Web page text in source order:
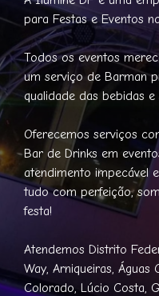
para Festas e Eventos
Todos os eventos
um serviço de Barman
qualidade das bebidas
Oferecemos serviços
Bar de Drinks em
atendimento impecável
tudo com perfeição,
festa!
Atendemos Distrito
Way, Arniqueiras, Águas
Colorado, Lúcio Costa,